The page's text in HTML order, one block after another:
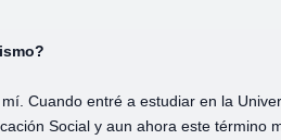
Cuando entré a estudiar en la
Social y aun ahora este término